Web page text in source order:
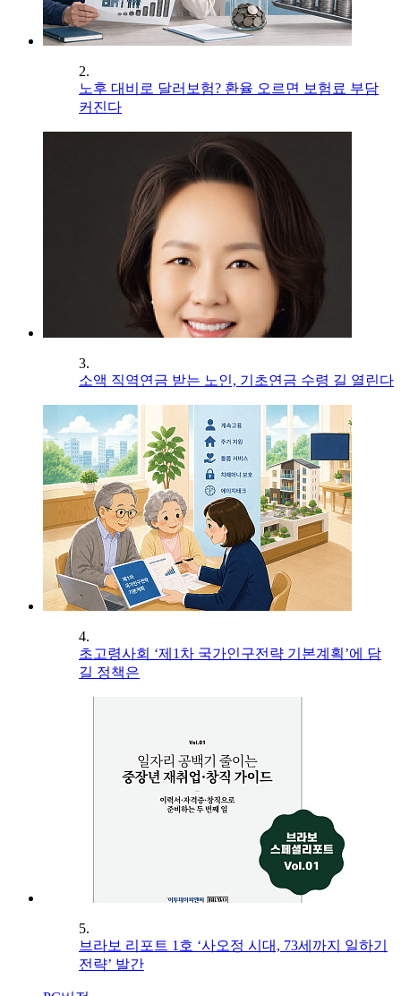
2.
노후 대비로 달러보험? 환율 오르면 보험료 부담
커진다
3.
소액 직역연금 받는 노인, 기초연금 수령 길 열린다
4.
초고령사회 ‘제1차 국가인구전략 기본계획’에 담
길 정책은
5.
브라보 리포트 1호 ‘사오정 시대, 73세까지 일하기
전략’ 발간